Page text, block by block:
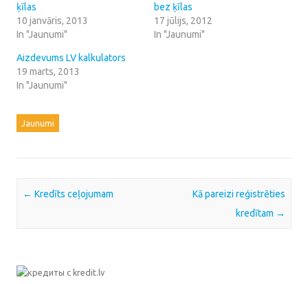
ķīlas
10 janvāris, 2013
In "Jaunumi"
bez ķīlas
17 jūlijs, 2012
In "Jaunumi"
Aizdevums LV kalkulators
19 marts, 2013
In "Jaunumi"
Jaunumi
Post navigation
← Kredīts ceļojumam
Kā pareizi reģistrēties
kredītam →